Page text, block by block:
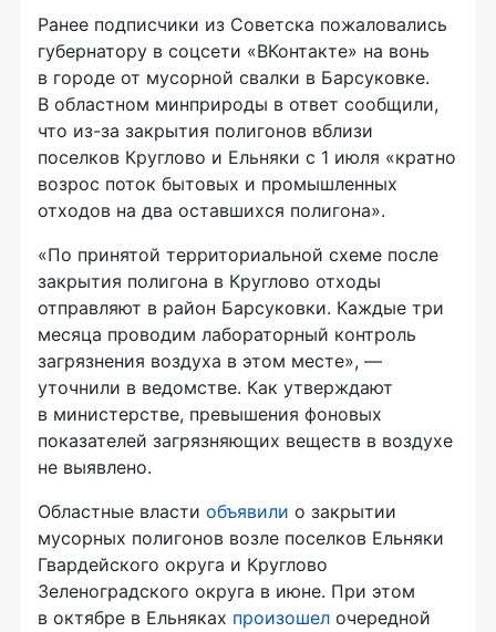
Ранее подписчики из Советска пожаловались
губернатору в соцсети «ВКонтакте» на вонь
в городе от мусорной свалки в Барсуковке.
В областном минприроды в ответ сообщили,
что из-за закрытия полигонов вблизи
поселков Круглово и Ельняки с 1 июля «кратно
возрос поток бытовых и промышленных
отходов на два оставшихся полигона».
«По принятой территориальной схеме после
закрытия полигона в Круглово отходы
отправляют в район Барсуковки. Каждые три
месяца проводим лабораторный контроль
загрязнения воздуха в этом месте», —
уточнили в ведомстве. Как утверждают
в министерстве, превышения фоновых
показателей загрязняющих веществ в воздухе
не выявлено.
Областные власти объявили о закрытии
мусорных полигонов возле поселков Ельняки
Гвардейского округа и Круглово
Зеленоградского округа в июне. При этом
в октябре в Ельняках произошел очередной